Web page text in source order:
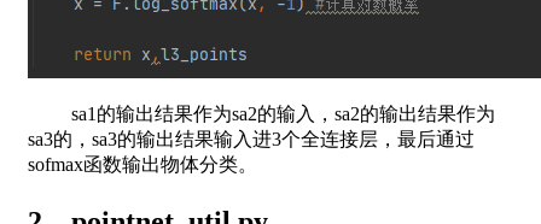
sa1的输出结果作为sa2的输入，sa2的输出结果作为
sa3的，sa3的输出结果输入进3个全连接层，最后通过
sofmax函数输出物体分类。